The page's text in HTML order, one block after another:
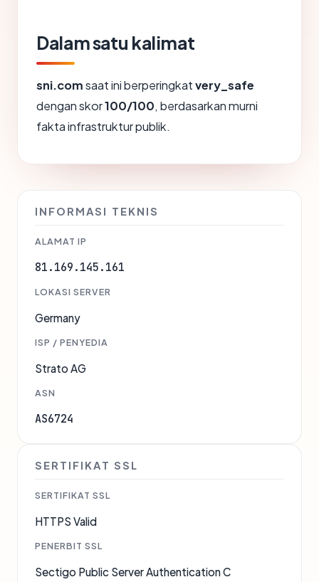
Dalam satu kalimat
sni.comsaat ini berperingkatvery_safe
dengan skor100/100, berdasarkan murni
fakta infrastruktur publik.
INFORMASI TEKNIS
ALAMAT IP
81.169.145.161
LOKASI SERVER
Germany
ISP / PENYEDIA
Strato AG
ASN
AS6724
SERTIFIKAT SSL
SERTIFIKAT SSL
HTTPS Valid
PENERBIT SSL
Sectigo Public Server Authentication C